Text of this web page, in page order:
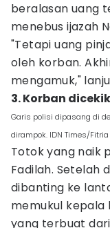
beralasan uang
menebus ijazah
"Tetapi uang
oleh korban.
mengamuk,"
3. Korban
Garis polisi dipasang di
dirampok. IDN Times/
Totok yang naik
Fadilah. Setelah
dibanting ke
memukul
yang terbuat